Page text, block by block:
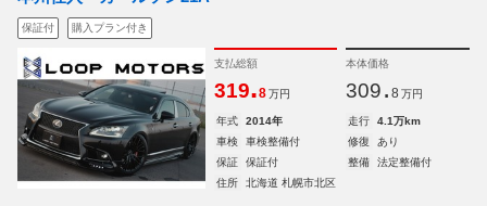
保証付 購入プラン付き
支払総額
319.8 万円
本体価格
309. 8 万円
年式 2014年 走行
4.1万km
車検
車検整備付 修復
あり
保証
保証付 整備
法定整備付
住所
北海道 札幌市北区